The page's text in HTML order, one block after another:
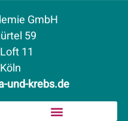
GmbH
59
11
und-krebs.de